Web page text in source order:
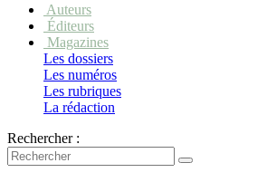
Auteurs
Éditeurs
Magazines
Les dossiers
Les numéros
Les rubriques
La rédaction
Rechercher :